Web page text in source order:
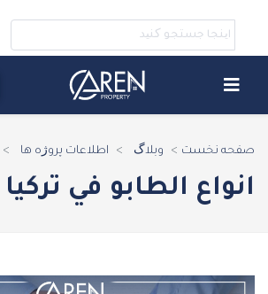
صفحه نخست وبلاگ اطلاعات پروژه ها
انواع الطابو في تركيا